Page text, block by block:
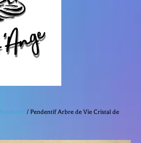
Pendentif/ Pendentif Arbre de Vie Cristal de